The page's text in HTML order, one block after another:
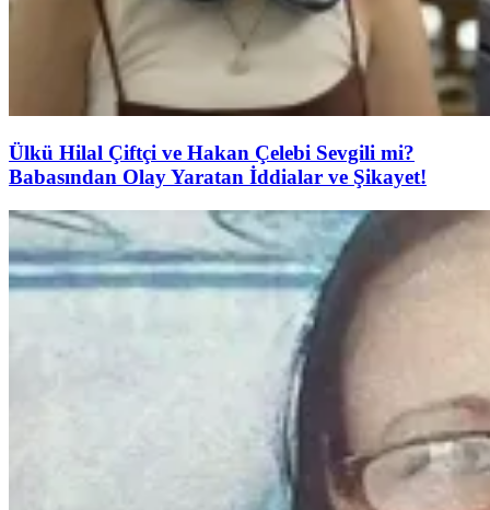
Ülkü Hilal Çiftçi ve Hakan Çelebi Sevgili mi?
Babasından Olay Yaratan İddialar ve Şikayet!